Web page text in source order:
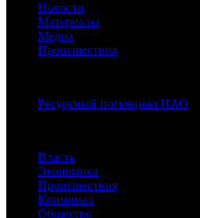
Новости
Материалы
Медиа
Происшествия
Ресурсный потенциал НАО
Власть
Экономика
Происшествия
Криминал
Общество